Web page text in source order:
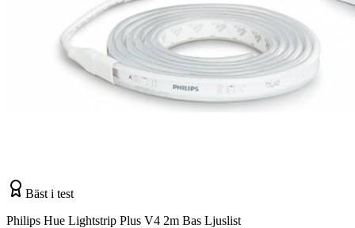
Bäst i test
Philips Hue Lightstrip Plus V4 2m Bas Ljuslist